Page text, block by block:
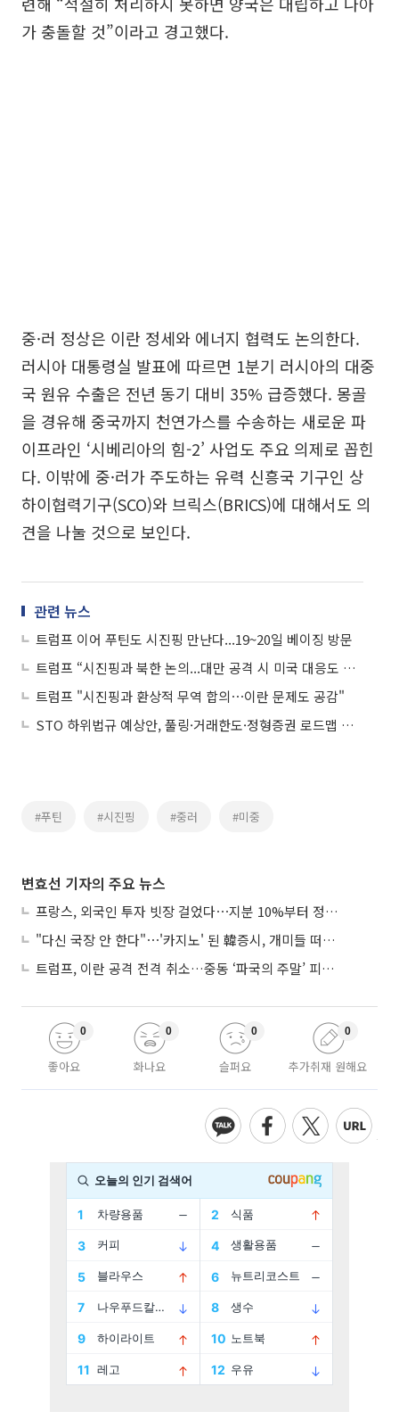
가 충돌할 것”이라고 경고했다.
중·러 정상은 이란 정세와 에너지 협력도 논의한다.
러시아 대통령실 발표에 따르면 1분기 러시아의 대중
국 원유 수출은 전년 동기 대비 35% 급증했다. 몽골
을 경유해 중국까지 천연가스를 수송하는 새로운 파
이프라인 ‘시베리아의 힘-2’ 사업도 주요 의제로 꼽힌
다. 이밖에 중·러가 주도하는 유력 신흥국 기구인 상
하이협력기구(SCO)와 브릭스(BRICS)에 대해서도 의
견을 나눌 것으로 보인다.
관련 뉴스
트럼프 이어 푸틴도 시진핑 만난다...19~20일 베이징 방문
트럼프 “시진핑과 북한 논의...대만 공격 시 미국 대응도 물어”
트럼프 "시진핑과 환상적 무역 합의⋯이란 문제도 공감"
STO 하위법규 예상안, 풀링·거래한도·정형증권 로드맵 제시
#푸틴 #시진핑 #중러 #미중
변효선 기자의 주요 뉴스
프랑스, 외국인 투자 빗장 걸었다⋯지분 10%부터 정부가 승인
"다신 국장 안 한다"⋯'카지노' 된 韓증시, 개미들 떠난다
트럼프, 이란 공격 전격 취소…중동 ‘파국의 주말’ 피했다
좋아요
0
화나요
0
슬퍼요
0
추가취재 원해요
0